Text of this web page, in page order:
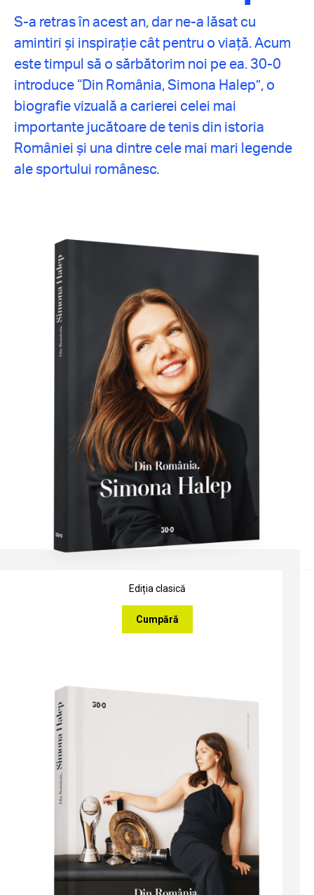
S-a retras în acest an, dar ne-a lăsat cu
amintiri și inspirație cât pentru o viață. Acum
este timpul să o sărbătorim noi pe ea. 30-0
introduce “Din România, Simona Halep”, o
biografie vizuală a carierei celei mai
importante jucătoare de tenis din istoria
României și una dintre cele mai mari legende
ale sportului românesc.
Ediția clasică
Cumpără